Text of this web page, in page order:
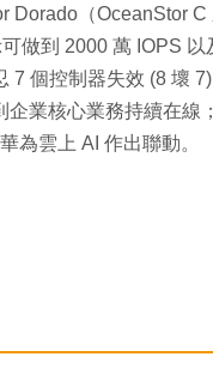
Dorado（OceanStor
做到 2000 萬 IOPS
7 個控制器失效 (8 壞
業核心業務持續在
為雲上 AI 作出聯動。